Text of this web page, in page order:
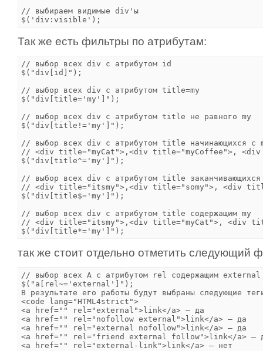
// выбираем видимые div'ы
Так же есть фильтры по атрибутам:
// выбор всех div с атрибутом id
$("div[id]");
// выбор всех div с атрибутом title=my
$("div[title='my']");
// выбор всех div с атрибутом title не равного my
$("div[title!='my']");
// выбор всех div с атрибутом title начинающихся с
// <div title="myCat">,<div title="myCoffee">,
$("div[title^='my']");
// выбор всех div с атрибутом title заканчивающихся
// <div title="itsmy">,<div title="somy">, <div
$("div[title$='my']");
// выбор всех div с атрибутом title содержащим my
// <div title="itsmy">,<div title="myCat">, <div
так же стоит отдельно отметить следующий
// выбор всех A с атрибутом rel содержащим external
$("a[rel~='external']");
В результате его работы будут выбраны следующие
<code lang="HTML4strict">
<a href="" rel="external">link</a> — да
<a href="" rel="nofollow external">link</a> — да
<a href="" rel="external nofollow">link</a> — да
<a href="" rel="friend external follow">link</a> —
<a href="" rel="external-link">link</a> — нет